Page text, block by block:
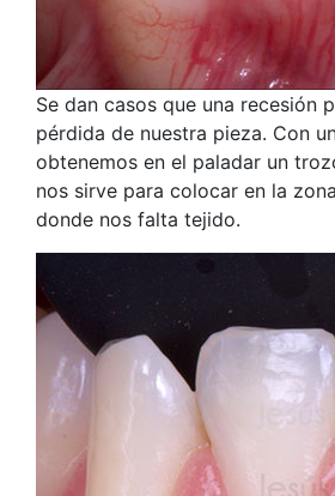
Se dan casos que una recesión
pérdida de nuestra pieza. Con
obtenemos en el paladar un
nos sirve para colocar en la
donde nos falta tejido.